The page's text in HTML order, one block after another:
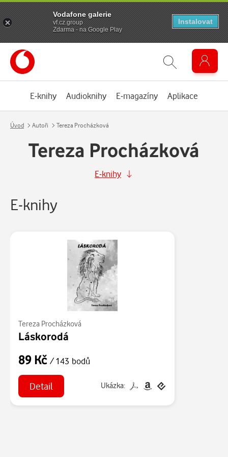
E-knihy Audioknihy E-magazíny Aplikace
Úvod Autoři Tereza Procházková
Tereza Procházková
E-knihy
E-knihy
Tereza Procházková
Láskorodá
89 Kč / 143 bodů
Detail Ukázka:
Vodafone galerie
vf.cz.group
Zdarma - na Google Play
Instalovat